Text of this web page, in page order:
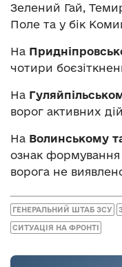
Зелений Гай,
Поле та у бік
На
чотири
На
ворог активних
На Волинському
ознак формування
ворога не
ГЕНЕРАЛЬНИЙ ШТАБ ЗСУ
СИТУАЦІЯ НА ФРОНТІ